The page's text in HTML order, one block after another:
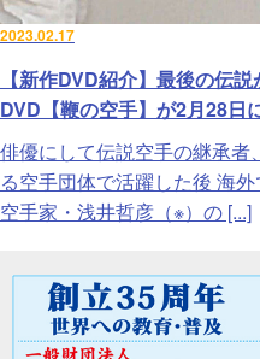
2023.02.17
【新作DVD紹介】最後の伝
DVD【鞭の空手】が2月28日
俳優にして伝説空手の継承
る空手団体で活躍した後 海
空手家・浅井哲彦（※）の [...]